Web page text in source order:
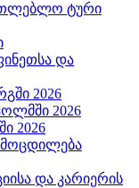
ტური
და
2026
2026
2026
და კარიერის